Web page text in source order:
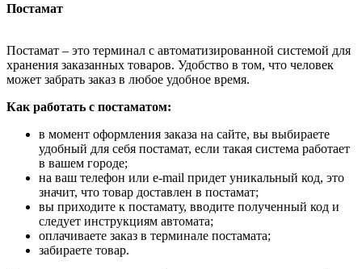
Постамат
Постамат – это терминал с автоматизированной системой для
хранения заказанных товаров. Удобство в том, что человек
может забрать заказ в любое удобное время.
Как работать с постаматом:
в момент оформления заказа на сайте, вы выбираете
удобный для себя постамат, если такая система работает
в вашем городе;
на ваш телефон или e-mail придет уникальный код, это
значит, что товар доставлен в постамат;
вы приходите к постамату, вводите полученный код и
следует инструкциям автомата;
оплачиваете заказ в терминале постамата;
забираете товар.